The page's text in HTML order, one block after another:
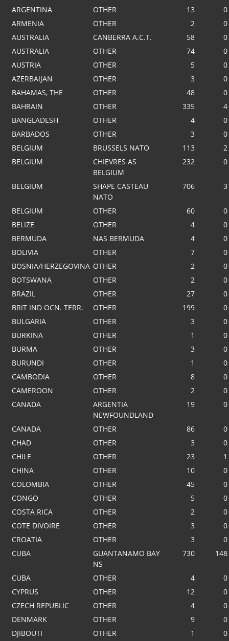
ARGENTINA
OTHER 13
0
ARMENIA
OTHER 2
0
AUSTRALIA
CANBERRA A.C.T. 58
0
AUSTRALIA
OTHER 74
0
AUSTRIA
OTHER 5
0
AZERBAIJAN
OTHER 3
0
BAHAMAS, THE
OTHER 48
0
BAHRAIN
OTHER 335
4
BANGLADESH
OTHER 4
0
BARBADOS
OTHER 3
0
BELGIUM
BRUSSELS NATO 113
2
BELGIUM
CHIEVRES AS
BELGIUM
232 0
BELGIUM
SHAPE CASTEAU
NATO
706 3
BELGIUM OTHER 60
0
BELIZE
OTHER 4
0
BERMUDA
NAS BERMUDA 4
0
BOLIVIA
OTHER 7
0
BOSNIA/HERZEGOVINA OTHER 2
0
BOTSWANA
OTHER 2
0
BRAZIL
OTHER 27
0
BRIT IND OCN. TERR.
OTHER 199
0
BULGARIA
OTHER 3
0
BURKINA
OTHER 1
0
BURMA
OTHER 3
0
BURUNDI
OTHER 1
0
CAMBODIA
OTHER 8
0
CAMEROON
OTHER 2
0
CANADA
ARGENTIA
NEWFOUNDLAND
19 0
CANADA OTHER 86
0
CHAD
OTHER 3
0
CHILE
OTHER 23
1
CHINA
OTHER 10
0
COLOMBIA
OTHER 45
0
CONGO
OTHER 5
0
COSTA RICA
OTHER 2
0
COTE DIVOIRE
OTHER 3
0
CROATIA
OTHER 3
0
CUBA
GUANTANAMO BAY
NS
730 148
CUBA OTHER 4
0
CYPRUS
OTHER 12
0
CZECH REPUBLIC
OTHER 4
0
DENMARK
OTHER 9
0
DJIBOUTI
OTHER 1
0